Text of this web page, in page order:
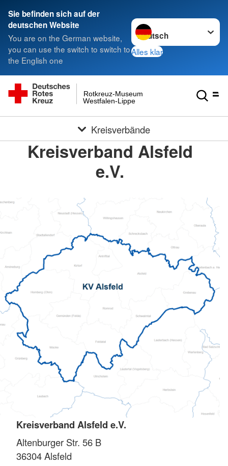
Sie befinden sich auf der
deutschen Website
You are on the German website,
you can use the switch to switch to
the English one
Sprache wechseln zu
Alles klar
Westfalen-Lippe
Rotkreuz-Museum
Kreisverbände
Kreisverband Alsfeld
e.V.
Kreisverband Alsfeld e.V.
Altenburger Str. 56 B
36304Alsfeld